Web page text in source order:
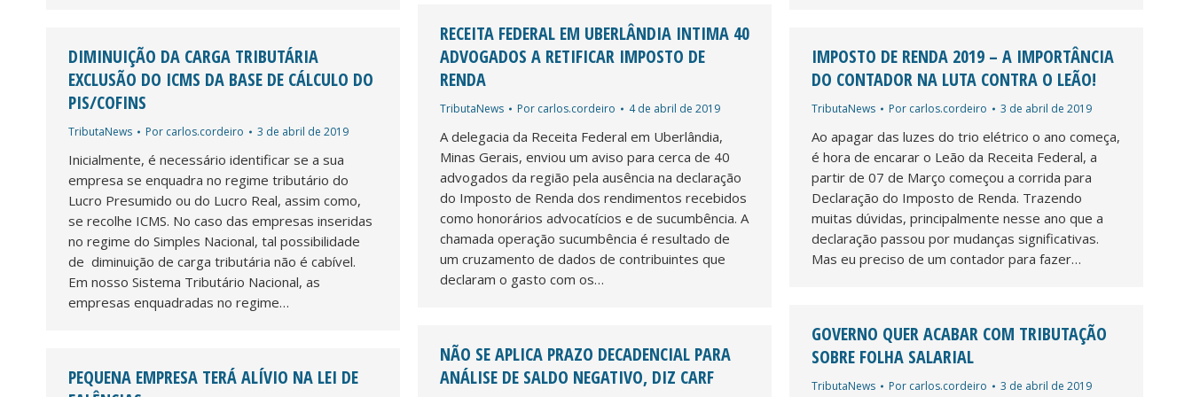
RECEITA FEDERAL EM UBERLÂNDIA INTIMA 40
ADVOGADOS A RETIFICAR IMPOSTO DE
RENDA
TributaNews Por carlos.cordeiro 4 de abril de 2019
A delegacia da Receita Federal em Uberlândia,
Minas Gerais, enviou um aviso para cerca de 40
advogados da região pela ausência na declaração
do Imposto de Renda dos rendimentos recebidos
como honorários advocatícios e de sucumbência. A
chamada operação sucumbência é resultado de
um cruzamento de dados de contribuintes que
declaram o gasto com os…
DIMINUIÇÃO DA CARGA TRIBUTÁRIA
EXCLUSÃO DO ICMS DA BASE DE CÁLCULO DO
PIS/COFINS
TributaNews Por carlos.cordeiro 3 de abril de 2019
Inicialmente, é necessário identificar se a sua
empresa se enquadra no regime tributário do
Lucro Presumido ou do Lucro Real, assim como,
se recolhe ICMS. No caso das empresas inseridas
no regime do Simples Nacional, tal possibilidade
de diminuição de carga tributária não é cabível.
Em nosso Sistema Tributário Nacional, as
empresas enquadradas no regime…
IMPOSTO DE RENDA 2019 – A IMPORTÂNCIA
DO CONTADOR NA LUTA CONTRA O LEÃO!
TributaNews Por carlos.cordeiro 3 de abril de 2019
Ao apagar das luzes do trio elétrico o ano começa,
é hora de encarar o Leão da Receita Federal, a
partir de 07 de Março começou a corrida para
Declaração do Imposto de Renda. Trazendo
muitas dúvidas, principalmente nesse ano que a
declaração passou por mudanças significativas.
Mas eu preciso de um contador para fazer…
GOVERNO QUER ACABAR COM TRIBUTAÇÃO
SOBRE FOLHA SALARIAL
TributaNews Por carlos.cordeiro 3 de abril de 2019
NÃO SE APLICA PRAZO DECADENCIAL PARA
ANÁLISE DE SALDO NEGATIVO, DIZ CARF
PEQUENA EMPRESA TERÁ ALÍVIO NA LEI DE